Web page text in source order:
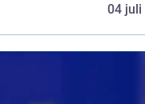
04 juli